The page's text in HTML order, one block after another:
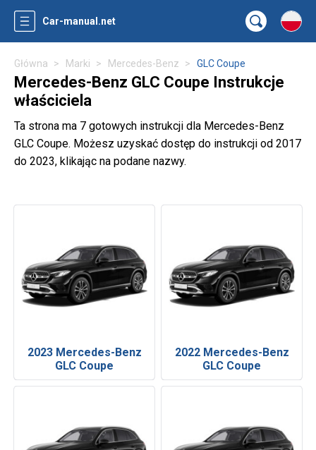
Car-manual.net
Główna Marki Mercedes-Benz GLC Coupe
Mercedes-Benz GLC Coupe Instrukcje
właściciela
Ta strona ma 7 gotowych instrukcji dla Mercedes-Benz
GLC Coupe. Możesz uzyskać dostęp do instrukcji od 2017
do 2023, klikając na podane nazwy.
2023 Mercedes-Benz
GLC Coupe
2022 Mercedes-Benz
GLC Coupe